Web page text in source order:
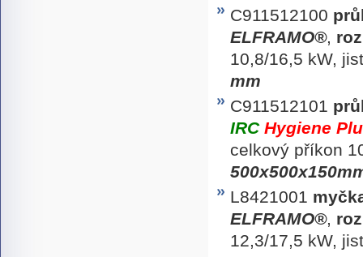
C911512100
ELFRAMO®,
10,8/16,5 kW,
mm
C911512101
IRC Hygiene
celkový příkon
L8421001
ELFRAMO®,
12,3/17,5 kW,